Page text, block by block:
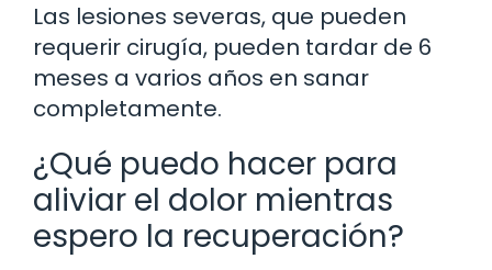
Las lesiones severas, que pueden
requerir cirugía, pueden tardar de 6
meses a varios años en sanar
completamente.
¿Qué puedo hacer para
aliviar el dolor mientras
espero la recuperación?